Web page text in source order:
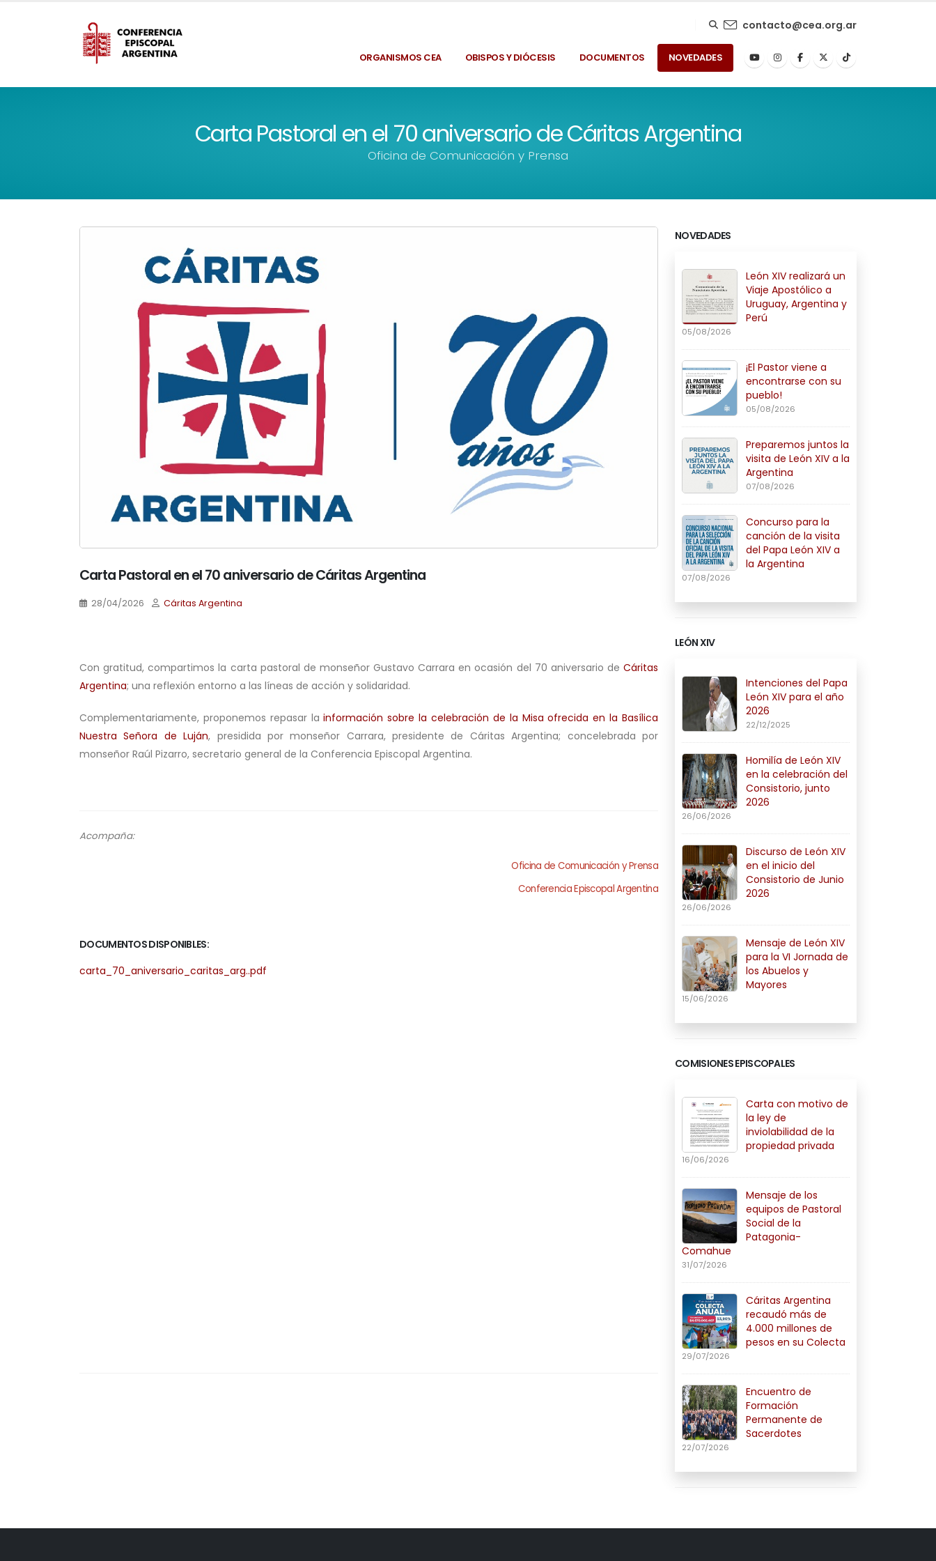
contacto@cea.org.ar
ORGANISMOS CEA OBISPOS Y DIÓCESIS DOCUMENTOS NOVEDADES
Carta Pastoral en el 70 aniversario de Cáritas Argentina
Oficina de Comunicación y Prensa
NOVEDADES
León XIV realizará un
Viaje Apostólico a
Uruguay, Argentina y
Perú
05/08/2026
¡El Pastor viene a
encontrarse con su
pueblo!
05/08/2026
Preparemos juntos la
visita de León XIV a la
Argentina
07/08/2026
Concurso para la
canción de la visita
del Papa León XIV a
la Argentina
07/08/2026
LEÓN XIV
Intenciones del Papa
León XIV para el año
2026
22/12/2025
Homilía de León XIV
en la celebración del
Consistorio, junto
2026
26/06/2026
Discurso de León XIV
en el inicio del
Consistorio de Junio
2026
26/06/2026
Mensaje de León XIV
para la VI Jornada de
los Abuelos y
Mayores
15/06/2026
COMISIONES EPISCOPALES
Carta con motivo de
la ley de
inviolabilidad de la
propiedad privada
16/06/2026
Mensaje de los
equipos de Pastoral
Social de la
Patagonia-
Comahue
31/07/2026
Cáritas Argentina
recaudó más de
4.000 millones de
pesos en su Colecta
29/07/2026
Encuentro de
Formación
Permanente de
Sacerdotes
22/07/2026
Carta Pastoral en el 70 aniversario de Cáritas Argentina
28/04/2026 Cáritas Argentina
Con gratitud, compartimos la carta pastoral de monseñor Gustavo Carrara en ocasión del 70 aniversario de Cáritas
Argentina; una reflexión entorno a las líneas de acción y solidaridad.
Complementariamente, proponemos repasar lainformación sobre la celebración de la Misa ofrecida en la Basílica
Nuestra Señora de Luján, presidida por monseñor Carrara, presidente de Cáritas Argentina; concelebrada por
monseñor Raúl Pizarro, secretario general de la Conferencia Episcopal Argentina.
Acompaña:
Oficina de Comunicación y Prensa
Conferencia Episcopal Argentina
DOCUMENTOS DISPONIBLES:
carta_70_aniversario_caritas_arg..pdf